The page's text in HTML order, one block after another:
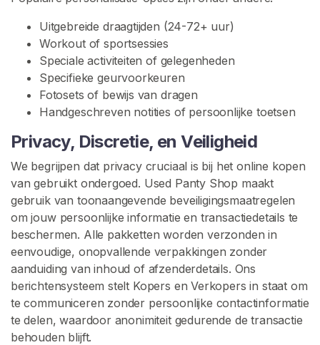
Uitgebreide draagtijden (24-72+ uur)
Workout of sportsessies
Speciale activiteiten of gelegenheden
Specifieke geurvoorkeuren
Fotosets of bewijs van dragen
Handgeschreven notities of persoonlijke toetsen
Privacy, Discretie, en Veiligheid
We begrijpen dat privacy cruciaal is bij het online kopen
van gebruikt ondergoed. Used Panty Shop maakt
gebruik van toonaangevende beveiligingsmaatregelen
om jouw persoonlijke informatie en transactiedetails te
beschermen. Alle pakketten worden verzonden in
eenvoudige, onopvallende verpakkingen zonder
aanduiding van inhoud of afzenderdetails. Ons
berichtensysteem stelt Kopers en Verkopers in staat om
te communiceren zonder persoonlijke contactinformatie
te delen, waardoor anonimiteit gedurende de transactie
behouden blijft.
a
c
t
/
O
n
d
e
r
s
t
e